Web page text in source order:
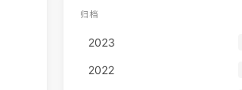
归档
2023
2022